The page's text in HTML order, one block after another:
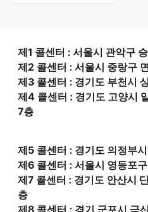
제1 콜센터 : 서울시 관악구
제2 콜센터 : 서울시 중랑구
제3 콜센터 : 경기도 부천시
제4 콜센터 : 경기도 고양시
7층
제5 콜센터 : 경기도 의정부
제6 콜센터 : 서울시 영등포
제7 콜센터 : 경기도 안산시
층